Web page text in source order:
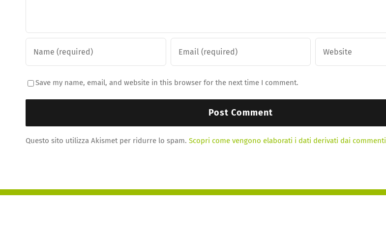
Save my name, email, and website in this browser for the next time I comment.
Questo sito utilizza Akismet per ridurre lo spam. Scopri come vengono elaborati i dati derivati dai commenti